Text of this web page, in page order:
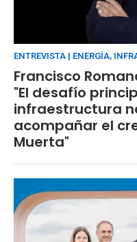
ENTREVISTA | ENERGÍA,
Francisco
"El desafío
infraestructura
acompañar el
Muerta"